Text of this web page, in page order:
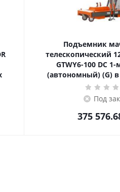
Подъемник
телескопический 125 кг 6 м
GTWY6-100 DC
(автономный) (G) в
Под
375